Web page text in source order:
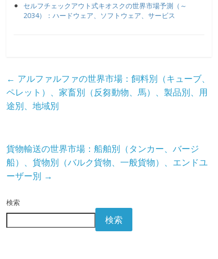
セルフチェックアウト式キオスクの世界市場予測（～
2034）：ハードウェア、ソフトウェア、サービス
← アルファルファの世界市場：飼料別（キューブ、
ペレット）、家畜別（反芻動物、馬）、製品別、用
途別、地域別
貨物輸送の世界市場：船舶別（タンカー、バージ
船）、貨物別（バルク貨物、一般貨物）、エンドユ
ーザー別 →
検索
検索